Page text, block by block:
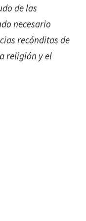
de las
necesario
recónditas de
religión y el